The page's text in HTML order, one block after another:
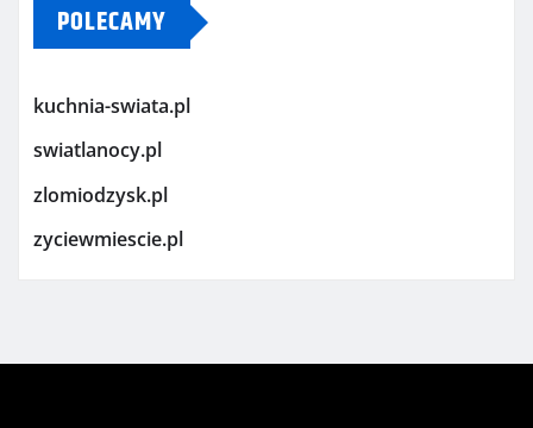
POLECAMY
kuchnia-swiata.pl
swiatlanocy.pl
zlomiodzysk.pl
zyciewmiescie.pl